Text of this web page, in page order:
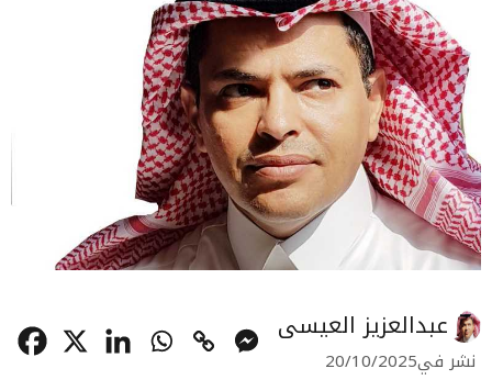
عبدالعزيز العيسى
نشر في20/10/2025